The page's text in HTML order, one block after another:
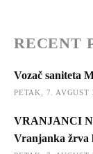
RECENT
Vozač saniteta
PETAK, 7. AVGUST
VRANJANCI
Vranjanka žrva